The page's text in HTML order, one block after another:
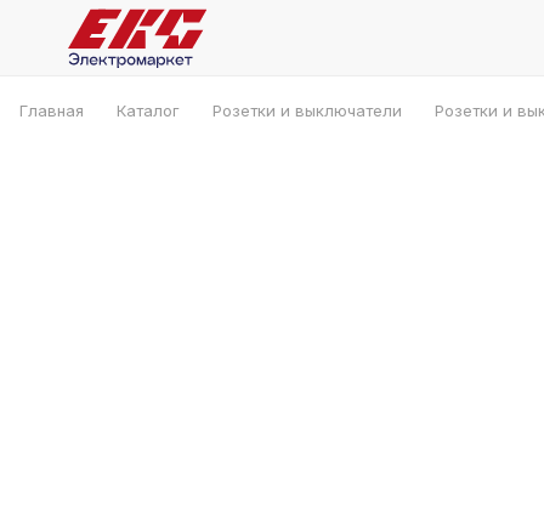
Главная Каталог Розетки и выключатели Розетки и